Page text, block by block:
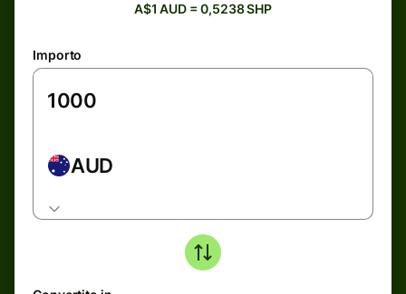
A$1 AUD = 0,5238 SHP
Importo
AUD